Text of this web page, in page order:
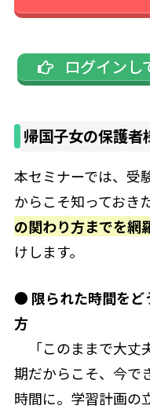
ログインし
帰国子女の保護
本セミナーでは、受
からこそ知っておきた
の関わり方までを網
けします。
● 限られた時間を
方
「このままで大丈
期だからこそ、今で
時間に。学習計画の